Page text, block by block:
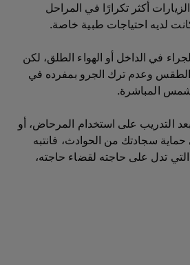
أكثر تكرارًا في المراحل
لديه احتياجات طبية خاصة.
في الداخل أو الهواء الطلق، لكن
الطقس وعدم ترك الجرو بمفرده في
المباشرة.
التدريب على استخدام المرحاض، أو
سجادتك من الحوادث، فانتبه
التي تدل على حاجته لقضاء حاجته،